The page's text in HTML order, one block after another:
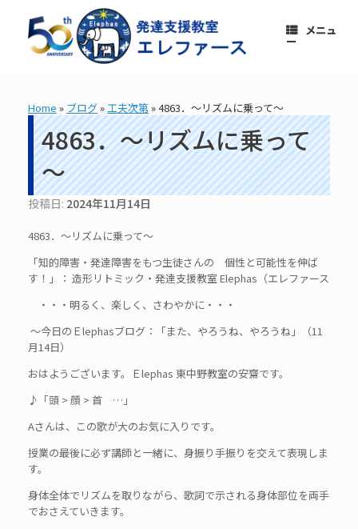
メニュ
ー
Home » ブログ»工夫次第»4863．～リズムに乗って～
4863．～リズムに乗って
～
投稿日: 2024年11月14日
4863．～リズムに乗って～
「知的障害・発達障害をもつ生徒さんの 個性と可能性を伸ば
す！」： 造形リトミック・発達支援教室 Elephas（エレファース
・・・明るく、楽しく、さわやかに・・・
～今日のＥlephasブログ：「また、やろうね、やろうね」（11
月14日）
おはようございます。Ｅlephas 東中野教室の安齋です。
♪「頭 > 顔 > 首 …」
Aさんは、この歌が大のお気に入りです。
授業の最後に必ず講師と一緒に、身振り手振りを交えて表現しま
す。
身体全体でリズムを取りながら、歌詞で示される身体部位を両手
でおさえていきます。